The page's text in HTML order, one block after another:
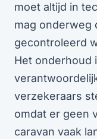
moet altijd in
mag onderweg
gecontroleerd
Het onderhoud
verzekeraars
omdat er geen
caravan vaak